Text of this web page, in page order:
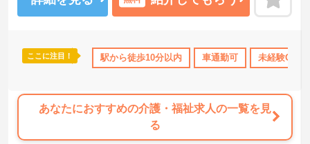
通費支給
ご興味ある方には、面接のポイントなど、さらに詳細をお話致しま
ここに注目！ 駅から徒歩10分以内 車通勤可 未経験OK
あなたにおすすめの介護・福祉求人の一覧を見
る